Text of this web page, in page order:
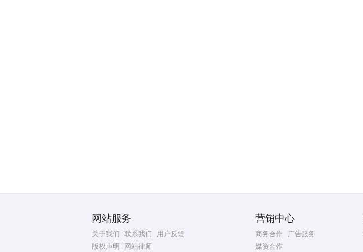
网站服务
关于我们 联系我们
用户反馈
版权声明
网站律师
营销中心
商务合作
广告服务
媒资合作